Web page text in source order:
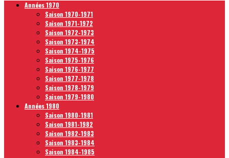
Années 1970
Saison 1970-1971
Saison 1971-1972
Saison 1972-1973
Saison 1973-1974
Saison 1974-1975
Saison 1975-1976
Saison 1976-1977
Saison 1977-1978
Saison 1978-1979
Saison 1979-1980
Années 1980
Saison 1980-1981
Saison 1981-1982
Saison 1982-1983
Saison 1983-1984
Saison 1984-1985